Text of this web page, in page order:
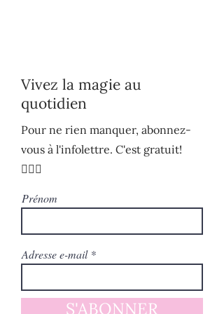
Vivez la magie au
quotidien
Pour ne rien manquer, abonnez-
vous à l'infolettre. C'est gratuit!
🧚🏻‍♀️
Prénom
Adresse e-mail
S'ABONNER